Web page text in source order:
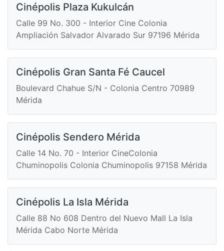
Cinépolis Plaza Kukulcán
Calle 99 No. 300 - Interior Cine Colonia
Ampliación Salvador Alvarado Sur 97196 Mérida
Cinépolis Gran Santa Fé Caucel
Boulevard Chahue S/N - Colonia Centro 70989
Mérida
Cinépolis Sendero Mérida
Calle 14 No. 70 - Interior CineColonia
Chuminopolis Colonia Chuminopolis 97158 Mérida
Cinépolis La Isla Mérida
Calle 88 No 608 Dentro del Nuevo Mall La Isla
Mérida Cabo Norte Mérida